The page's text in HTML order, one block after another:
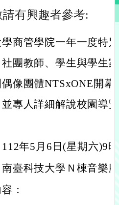
有興趣者參考:
商管學院一年一度特
團教師、學生與學生
像團體NTSxONE開
專人詳細解說校園導
年5月6日(星期六)9
臺科技大學Ｎ棟音樂
：